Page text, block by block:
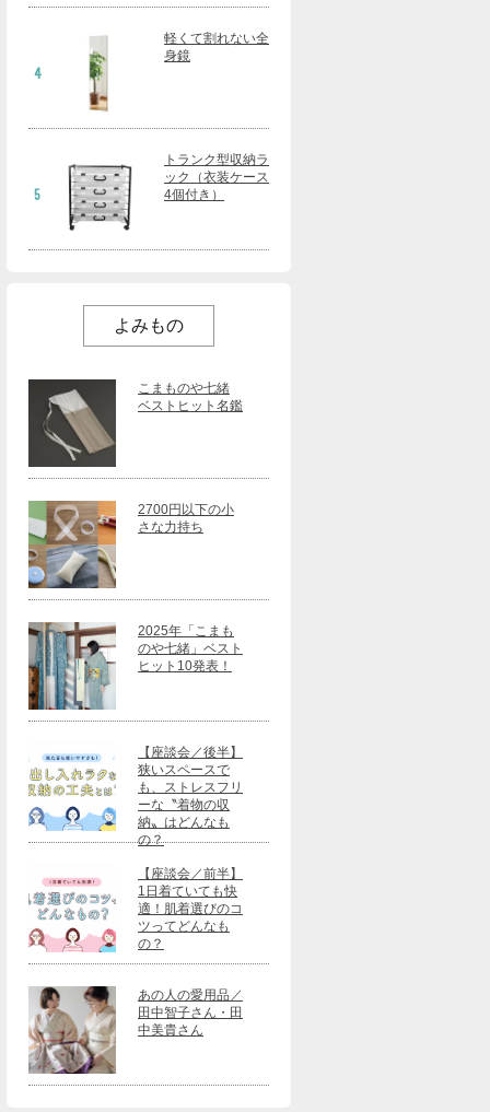
4
軽くて割れない全
身鏡
5
トランク型収納ラ
ック（衣装ケース
4個付き）
よみもの
こまものや七緒
ベストヒット名鑑
2700円以下の小
さな力持ち
2025年「こまも
のや七緒」ベスト
ヒット10発表！
【座談会／後半】
狭いスペースで
も、ストレスフリ
ーな〝着物の収
納〟はどんなも
の？
【座談会／前半】
1日着ていても快
適！肌着選びのコ
ツってどんなも
の？
あの人の愛用品／
田中智子さん・田
中美貴さん